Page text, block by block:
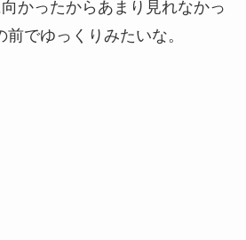
かったからあまり見れなかっ
でゆっくりみたいな。